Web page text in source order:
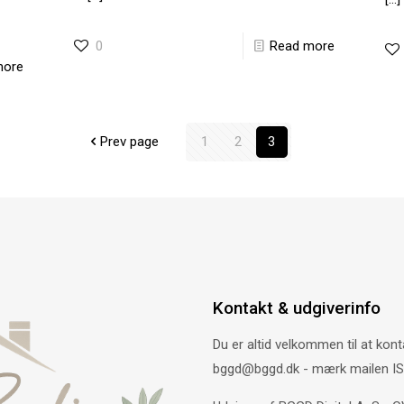
0 Read more
Prev page 1 2 3
Kontakt & udgiverinfo
Du er altid velkommen til at
bggd@bggd.dk - mærk mailen